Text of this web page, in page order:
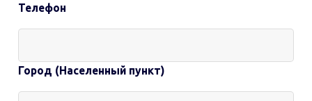
Телефон
Город (Населенный пункт)